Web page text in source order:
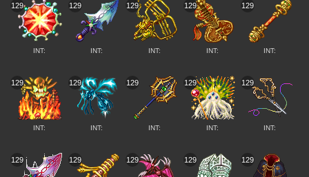
129
INT:
129
INT:
129
INT:
129
INT:
129
INT:
129
INT:
129
INT:
129
INT:
129
INT:
129
INT:
129 129 129 129 129